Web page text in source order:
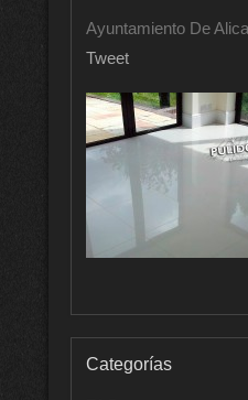
Ayuntamiento De
Tweet
Categorías